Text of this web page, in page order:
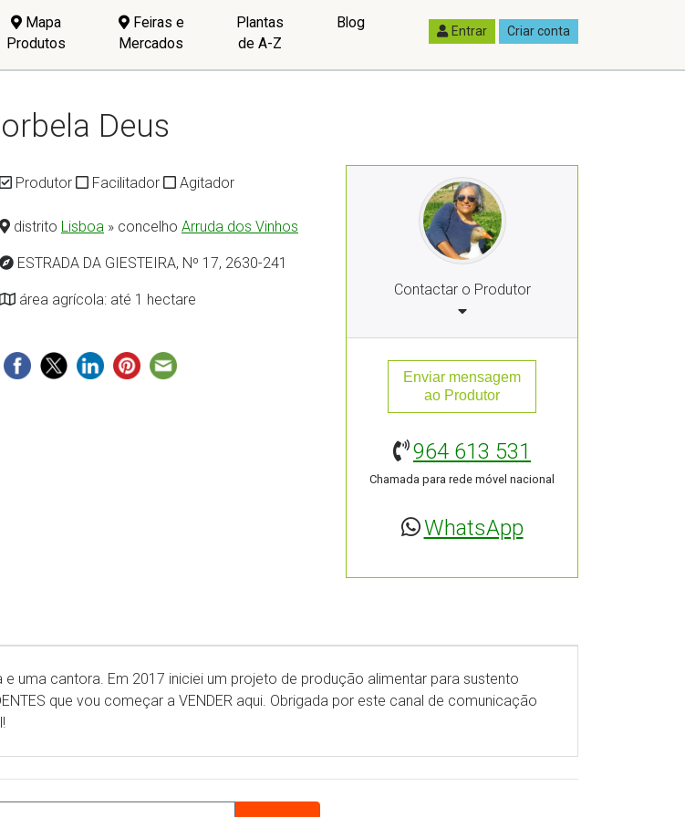
Mapa
Produtos
Feiras e
Mercados
Plantas
de A-Z
Blog Entrar Criar conta
Deus
Produtor Facilitador Agitador
distrito Lisboa » concelho Arruda dos Vinhos
ESTRADA DA GIESTEIRA, Nº 17, 2630-241
área agrícola: até 1 hectare
Contactar o Produtor
Enviar mensagem
ao Produtor
964 613 531
Chamada para rede móvel nacional
WhatsApp
uma cantora. Em 2017 iniciei um projeto de produção alimentar para sustento
que vou começar a VENDER aqui. Obrigada por este canal de comunicação